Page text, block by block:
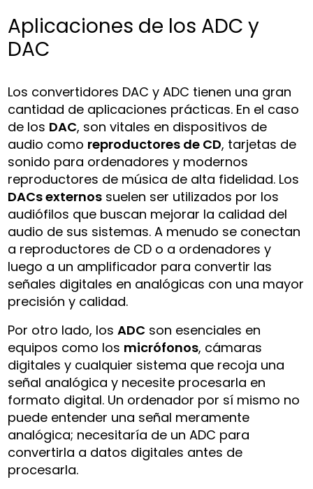
Aplicaciones de los ADC y
DAC
Los convertidores DAC y ADC tienen una gran
cantidad de aplicaciones prácticas. En el caso
de los DAC, son vitales en dispositivos de
audio como reproductores de CD, tarjetas de
sonido para ordenadores y modernos
reproductores de música de alta fidelidad. Los
DACs externos suelen ser utilizados por los
audiófilos que buscan mejorar la calidad del
audio de sus sistemas. A menudo se conectan
a reproductores de CD o a ordenadores y
luego a un amplificador para convertir las
señales digitales en analógicas con una mayor
precisión y calidad.
Por otro lado, losADC son esenciales en
equipos como los micrófonos, cámaras
digitales y cualquier sistema que recoja una
señal analógica y necesite procesarla en
formato digital. Un ordenador por sí mismo no
puede entender una señal meramente
analógica; necesitaría de un ADC para
convertirla a datos digitales antes de
procesarla.